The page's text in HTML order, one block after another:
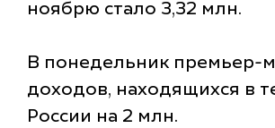
ноябрю стало 3,32 млн.
В понедельник премьер-
доходов, находящихся в
России на 2 млн.